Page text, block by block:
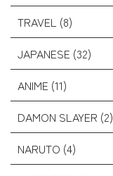
TRAVEL (8)
JAPANESE (32)
ANIME (11)
DAMON SLAYER (2)
NARUTO (4)